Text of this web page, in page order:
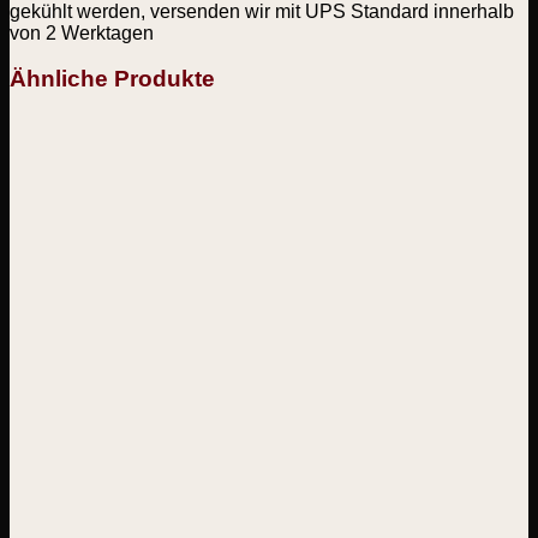
gekühlt werden, versenden wir mit UPS Standard innerhalb
von 2 Werktagen
Ähnliche Produkte